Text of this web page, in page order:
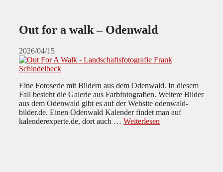
Out for a walk – Odenwald
2026/04/15
Eine Fotoserie mit Bildern aus dem Odenwald. In diesem
Fall besteht die Galerie aus Farbfotografien. Weitere Bilder
aus dem Odenwald gibt es auf der Website odenwald-
bilder.de. Einen Odenwald Kalender findet man auf
kalenderexperte.de, dort auch … Weiterlesen